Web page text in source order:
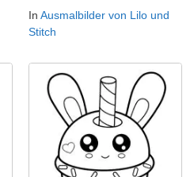
In Ausmalbilder von Lilo und
Stitch